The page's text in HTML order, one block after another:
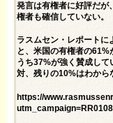
発言は有権者に好評だが
権者も確信していない。
ラスムセン・レポートに
と、米国の有権者の
うち37%が強く賛成し
対、残りの10%はわから
https://